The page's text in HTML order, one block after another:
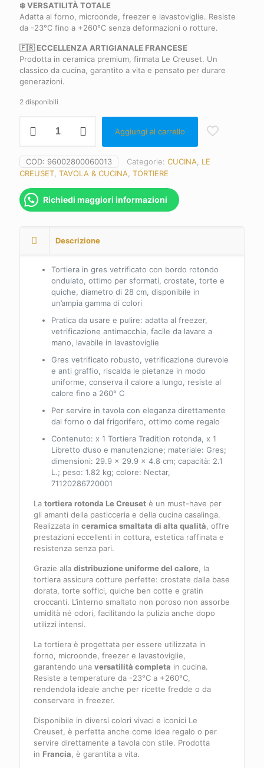
❄️ VERSATILITÀ TOTALE
Adatta al forno, microonde, freezer e lavastoviglie. Resiste
da -23°C fino a +260°C senza deformazioni o rotture.
🇫🇷 ECCELLENZA ARTIGIANALE FRANCESE
Prodotta in ceramica premium, firmata Le Creuset. Un
classico da cucina, garantito a vita e pensato per durare
generazioni.
2 disponibili
Tradition
rotonda
in
gres
vetrificato,
28
71120286720001
Aggiungi al carrello
COD: 96002800060013 Categorie: CUCINA
LE
CREUSET TAVOLA & CUCINA TORTIERE
Richiedi maggiori informazioni
Descrizione
Tortiera in gres vetrificato con bordo rotondo
ondulato, ottimo per sformati, crostate, torte e
quiche, diametro di 28 cm, disponibile in
un’ampia gamma di colori
Pratica da usare e pulire: adatta al freezer,
vetrificazione antimacchia, facile da lavare a
mano, lavabile in lavastoviglie
Gres vetrificato robusto, vetrificazione durevole
e anti graffio, riscalda le pietanze in modo
uniforme, conserva il calore a lungo, resiste al
calore fino a 260° C
Per servire in tavola con eleganza direttamente
dal forno o dal frigorifero, ottimo come regalo
Contenuto: x 1 Tortiera Tradition rotonda, x 1
Libretto d’uso e manutenzione; materiale: Gres;
dimensioni: 29.9 x 29.9 x 4.8 cm; capacità: 2.1
L.; peso: 1.82 kg; colore: Nectar,
71120286720001
Latortiera rotonda Le Creuset è un must-have per
gli amanti della pasticceria e della cucina casalinga.
Realizzata inceramica smaltata di alta qualità , offre
prestazioni eccellenti in cottura, estetica raffinata e
resistenza senza pari.
Grazie alladistribuzione uniforme del calore , la
tortiera assicura cotture perfette: crostate dalla base
dorata, torte soffici, quiche ben cotte e gratin
croccanti. L’interno smaltato non poroso non assorbe
umidità né odori, facilitando la pulizia anche dopo
utilizzi intensi.
La tortiera è progettata per essere utilizzata in
forno, microonde, freezer e lavastoviglie,
garantendo unaversatilità completa in cucina.
Resiste a temperature da -23°C a +260°C,
rendendola ideale anche per ricette fredde o da
conservare in freezer.
Disponibile in diversi colori vivaci e iconici Le
Creuset, è perfetta anche come idea regalo o per
servire direttamente a tavola con stile. Prodotta
in Francia , è garantita a vita.